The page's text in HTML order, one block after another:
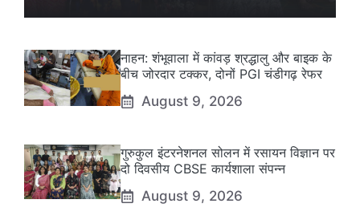
नाहन: शंभूवाला में कांवड़ श्रद्धालु और बाइक के
बीच जोरदार टक्कर, दोनों PGI चंडीगढ़ रेफर
August 9, 2026
गुरुकुल इंटरनेशनल सोलन में रसायन विज्ञान पर
दो दिवसीय CBSE कार्यशाला संपन्न
August 9, 2026